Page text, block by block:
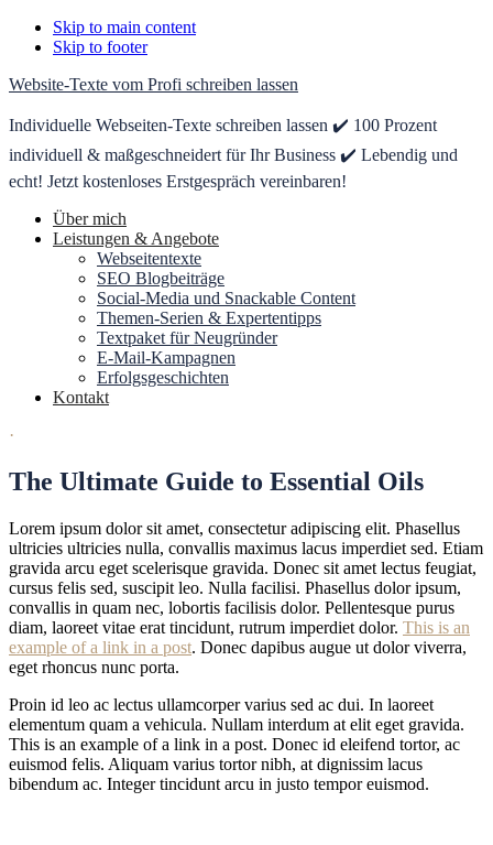
Skip to main content
Skip to footer
Website-Texte vom Profi schreiben lassen
Individuelle Webseiten-Texte schreiben lassen ✔️ 100 Prozent
individuell & maßgeschneidert für Ihr Business ✔️ Lebendig und
echt! Jetzt kostenloses Erstgespräch vereinbaren!
Über mich
Leistungen & Angebote
Webseitentexte
SEO Blogbeiträge
Social-Media und Snackable Content
Themen-Serien & Expertentipps
Textpaket für Neugründer
E-Mail-Kampagnen
Erfolgsgeschichten
Kontakt
·
The Ultimate Guide to Essential Oils
Lorem ipsum dolor sit amet, consectetur adipiscing elit. Phasellus
ultricies ultricies nulla, convallis maximus lacus imperdiet sed. Etiam
gravida arcu eget scelerisque gravida. Donec sit amet lectus feugiat,
cursus felis sed, suscipit leo. Nulla facilisi. Phasellus dolor ipsum,
convallis in quam nec, lobortis facilisis dolor. Pellentesque purus
diam, laoreet vitae erat tincidunt, rutrum imperdiet dolor. This is an
example of a link in a post. Donec dapibus augue ut dolor viverra,
eget rhoncus nunc porta.
Proin id leo ac lectus ullamcorper varius sed ac dui. In laoreet
elementum quam a vehicula. Nullam interdum at elit eget gravida.
This is an example of a link in a post. Donec id eleifend tortor, ac
euismod felis. Aliquam varius tortor nibh, at dignissim lacus
bibendum ac. Integer tincidunt arcu in justo tempor euismod.